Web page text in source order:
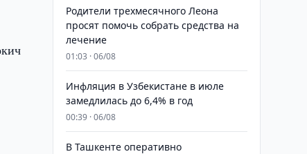
Родители трехмесячного Леона
просят помочь собрать средства на
лечение
01:03 · 06/08
Инфляция в Узбекистане в июле
замедлилась до 6,4% в год
00:39 · 06/08
В Ташкенте оперативно